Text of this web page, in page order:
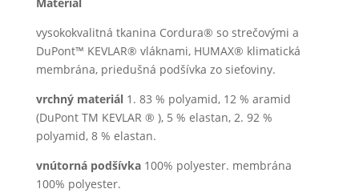
vysokokvalitná tkanina Cordura® so strečovými a
DuPont™ KEVLAR® vláknami, HUMAX® klimatická
membrána, priedušná podšívka zo sieťoviny.
vrchný materiál1. 83 % polyamid, 12 % aramid
(DuPont TM KEVLAR ® ), 5 % elastan, 2. 92 %
polyamid, 8 % elastan.
vnútorná podšívka100% polyester. membrána
100% polyester.